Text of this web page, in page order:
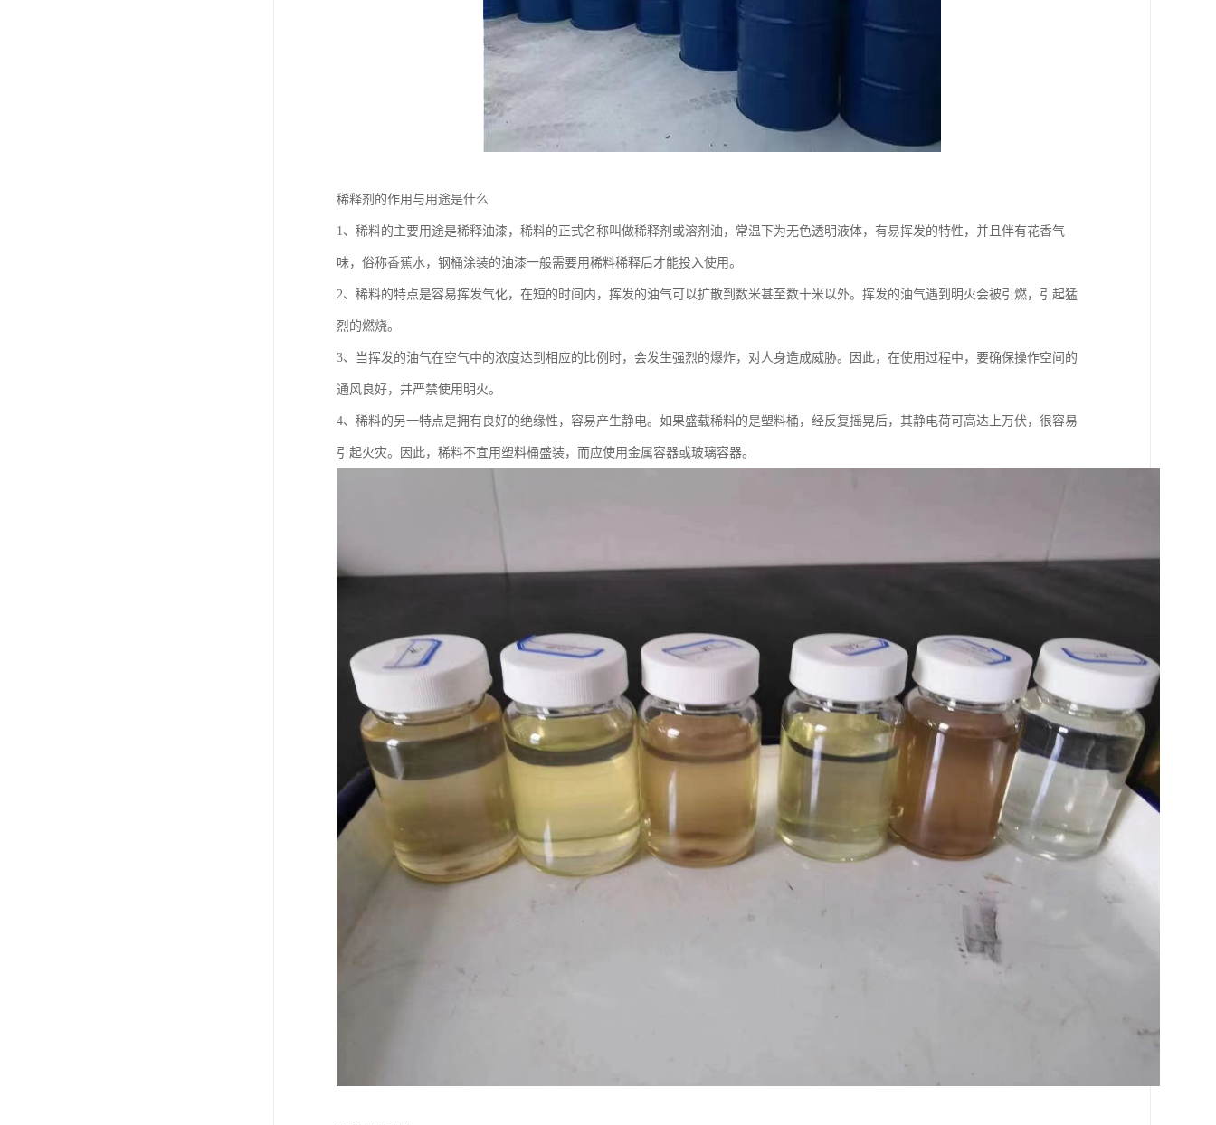
稀释剂的作用与用途是什么
1、稀料的主要用途是稀释油漆，稀料的正式名称叫做稀释剂或溶剂油，常温下为无色透明液体，有易挥发的特性，并且伴有花香气
味，俗称香蕉水，钢桶涂装的油漆一般需要用稀料稀释后才能投入使用。
2、稀料的特点是容易挥发气化，在短的时间内，挥发的油气可以扩散到数米甚至数十米以外。挥发的油气遇到明火会被引燃，引起猛
烈的燃烧。
3、当挥发的油气在空气中的浓度达到相应的比例时，会发生强烈的爆炸，对人身造成威胁。因此，在使用过程中，要确保操作空间的
通风良好，并严禁使用明火。
4、稀料的另一特点是拥有良好的绝缘性，容易产生静电。如果盛载稀料的是塑料桶，经反复摇晃后，其静电荷可高达上万伏，很容易
引起火灾。因此，稀料不宜用塑料桶盛装，而应使用金属容器或玻璃容器。